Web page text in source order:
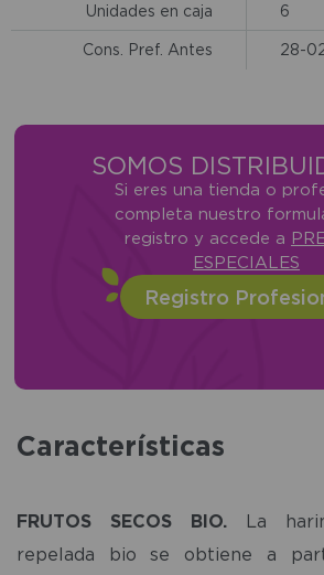
Unidades en caja 6
Cons. Pref. Antes 28-
SOMOS
Si eres una tienda o
completa nuestro
registro y accede a
ESPECIALES
Registro
Características
FRUTOS SECOS BIO. La
repelada bio se obtiene a